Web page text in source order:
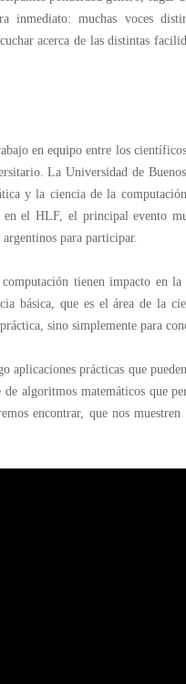
inmediato: muchas voces
acerca de las distintas
en equipo entre los
La Universidad de
y la ciencia de la
en el HLF, el principal evento
para participar.
tienen impacto en
básica, que es el área de la
sino simplemente para
aplicaciones prácticas que
algoritmos matemáticos que
encontrar, que nos